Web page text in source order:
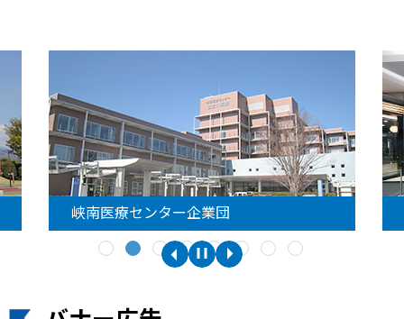
峡南医療センター企業団